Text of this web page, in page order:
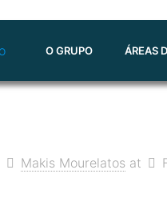
O GRUPO ÁREAS
Makis Mourelatos at